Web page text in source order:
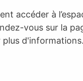
accéder à
vous sur la
plus d'informations.